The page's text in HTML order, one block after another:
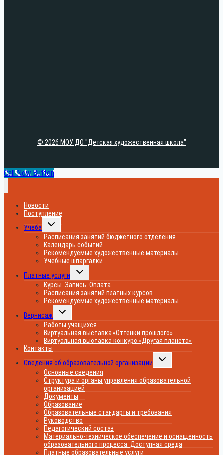
© 2026 МОУ ДО "Детская художественная школа"
Call Now Button
Новости
Поступление
Учеба
Переключить
дочернее
меню
Расписания занятий бюджетного отделения
Календарь событий
Рекомендуемые художественные материалы
Учебные шпаргалки
Платные услуги
Переключить
дочернее
меню
Курсы. Запись. Оплата
Расписания занятий платных курсов
Рекомендуемые художественные материалы
Вернисаж
Переключить
дочернее
меню
Работы учащихся
Виртуальная выставка «Оттенки прошлого»
Виртуальная выставка-конкурс «Другая планета»
Контакты
Сведения об образовательной организации
Переключить
дочернее
Основные сведения
Структура и органы управления образовательной
организацией
Документы
Образование
Образовательные стандарты и требования
Руководство
Педагогический состав
Материально-техническое обеспечение и оснащенность
образовательного процесса. Доступная среда
Платные образовательные услуги